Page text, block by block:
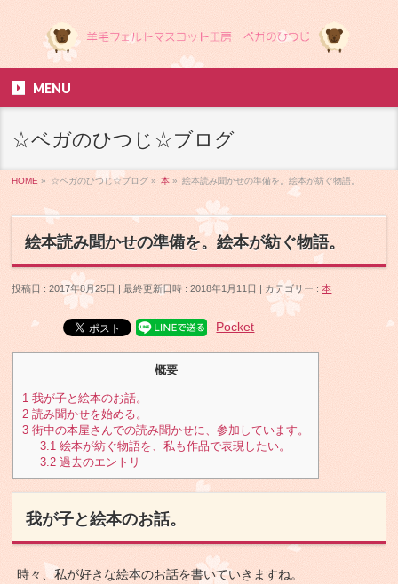
MENU
☆ベガのひつじ☆ブログ
HOME » ☆ベガのひつじ☆ブログ » 本 » 絵本読み聞かせの準備を。絵本が紡ぐ物語。
絵本読み聞かせの準備を。絵本が紡ぐ物語。
投稿日 : 2017年8月25日 最終更新日時 : 2018年1月11日 カテゴリー :本
Pocket
概要
1 我が子と絵本のお話。
2 読み聞かせを始める。
3 街中の本屋さんでの読み聞かせに、参加しています。
3.1 絵本が紡ぐ物語を、私も作品で表現したい。
3.2 過去のエントリ
我が子と絵本のお話。
時々、私が好きな絵本のお話を書いていきますね。